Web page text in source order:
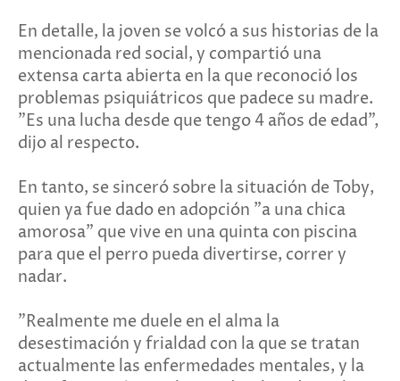
En detalle, la joven se volcó a sus historias de la
mencionada red social, y compartió una
extensa carta abierta en la que reconoció los
problemas psiquiátricos que padece su madre.
"Es una lucha desde que tengo 4 años de edad",
dijo al respecto.
En tanto, se sinceró sobre la situación de Toby,
quien ya fue dado en adopción "a una chica
amorosa" que vive en una quinta con piscina
para que el perro pueda divertirse, correr y
nadar.
"Realmente me duele en el alma la
desestimación y frialdad con la que se tratan
actualmente las enfermedades mentales, y la